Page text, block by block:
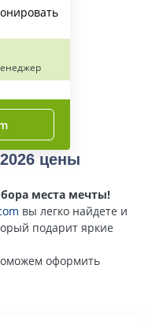
цены
места мечты!
вы легко найдете и
подарит яркие
оформить